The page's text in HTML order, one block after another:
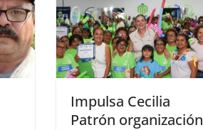
Impulsa Cecilia
Patrón organización